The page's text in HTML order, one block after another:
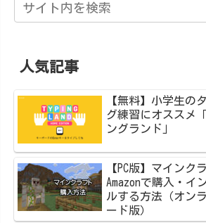
人気記事
【無料】小学生の
グ練習にオススメ
ングランド」
【PC版】マインク
Amazonで購入・イ
ルする方法（オン
ード版）